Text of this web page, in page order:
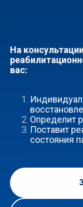
На
вас:
Определит
Поставит
состояния